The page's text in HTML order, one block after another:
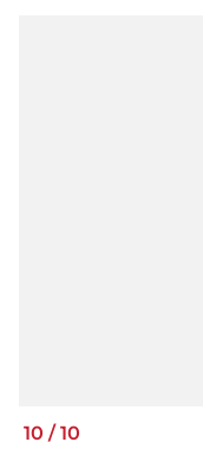
10 / 10